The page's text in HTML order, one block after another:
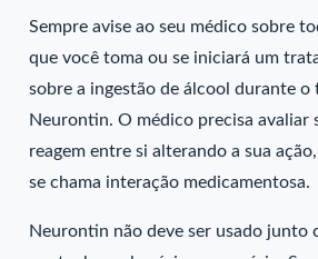
Sempre avise ao seu médico sobre
que você toma ou se iniciará um
sobre a ingestão de álcool durante
Neurontin. O médico precisa avaliar
reagem entre si alterando a sua
se chama interação medicamentosa.
Neurontin não deve ser usado junto